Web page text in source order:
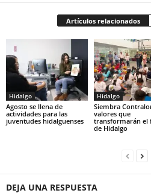
Artículos relacionados
Hidalgo
Agosto se llena de
actividades para las
juventudes hidalguenses
Hidalgo
Siembra
valores que
transformarán el
de Hidalgo
DEJA UNA RESPUESTA